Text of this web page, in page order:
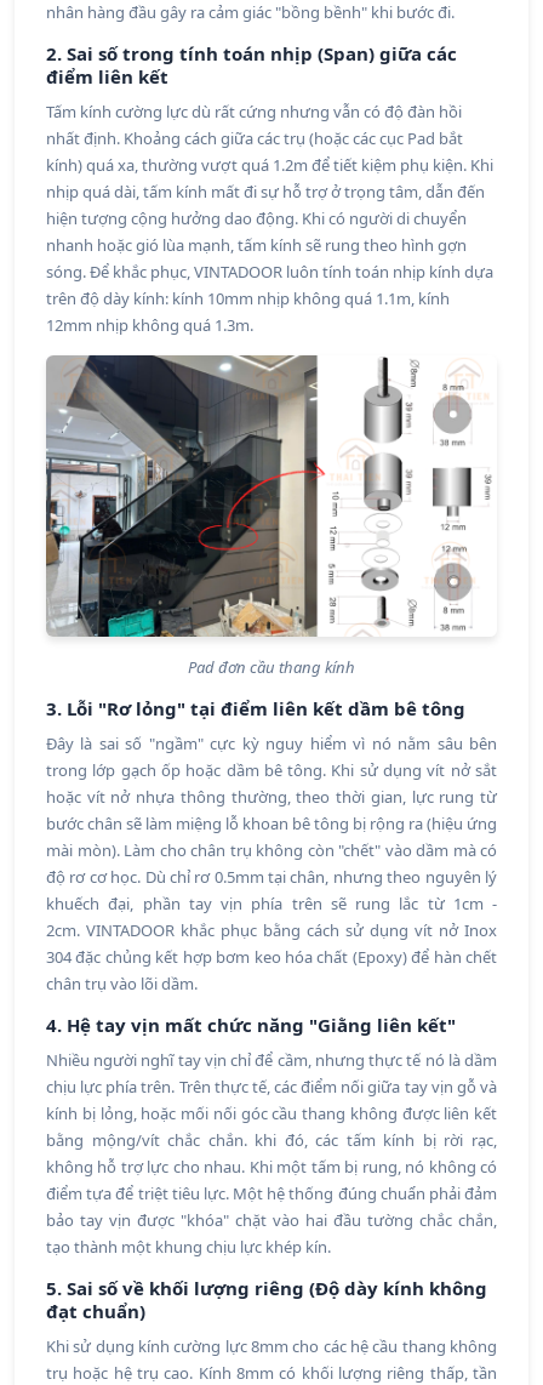
nhân hàng đầu gây ra cảm giác "bồng bềnh" khi bước đi.
2. Sai số trong tính toán nhịp (Span) giữa các
điểm liên kết
Tấm kính cường lực dù rất cứng nhưng vẫn có độ đàn hồi
nhất định. Khoảng cách giữa các trụ (hoặc các cục Pad bắt
kính) quá xa, thường vượt quá 1.2m để tiết kiệm phụ kiện. Khi
nhịp quá dài, tấm kính mất đi sự hỗ trợ ở trọng tâm, dẫn đến
hiện tượng cộng hưởng dao động. Khi có người di chuyển
nhanh hoặc gió lùa mạnh, tấm kính sẽ rung theo hình gợn
sóng. Để khắc phục, VINTADOOR luôn tính toán nhịp kính dựa
trên độ dày kính: kính 10mm nhịp không quá 1.1m, kính
12mm nhịp không quá 1.3m.
Pad đơn cầu thang kính
3. Lỗi "Rơ lỏng" tại điểm liên kết dầm bê tông
Đây là sai số "ngầm" cực kỳ nguy hiểm vì nó nằm sâu bên
trong lớp gạch ốp hoặc dầm bê tông. Khi sử dụng vít nở sắt
hoặc vít nở nhựa thông thường, theo thời gian, lực rung từ
bước chân sẽ làm miệng lỗ khoan bê tông bị rộng ra (hiệu ứng
mài mòn). Làm cho chân trụ không còn "chết" vào dầm mà có
độ rơ cơ học. Dù chỉ rơ 0.5mm tại chân, nhưng theo nguyên lý
khuếch đại, phần tay vịn phía trên sẽ rung lắc từ 1cm -
2cm. VINTADOOR khắc phục bằng cách sử dụng vít nở Inox
304 đặc chủng kết hợp bơm keo hóa chất (Epoxy) để hàn chết
chân trụ vào lõi dầm.
4. Hệ tay vịn mất chức năng "Giằng liên kết"
Nhiều người nghĩ tay vịn chỉ để cầm, nhưng thực tế nó là dầm
chịu lực phía trên. Trên thực tế, các điểm nối giữa tay vịn gỗ và
kính bị lỏng, hoặc mối nối góc cầu thang không được liên kết
bằng mộng/vít chắc chắn. khi đó, các tấm kính bị rời rạc,
không hỗ trợ lực cho nhau. Khi một tấm bị rung, nó không có
điểm tựa để triệt tiêu lực. Một hệ thống đúng chuẩn phải đảm
bảo tay vịn được "khóa" chặt vào hai đầu tường chắc chắn,
tạo thành một khung chịu lực khép kín.
5. Sai số về khối lượng riêng (Độ dày kính không
đạt chuẩn)
Khi sử dụng kính cường lực 8mm cho các hệ cầu thang không
trụ hoặc hệ trụ cao. Kính 8mm có khối lượng riêng thấp, tần